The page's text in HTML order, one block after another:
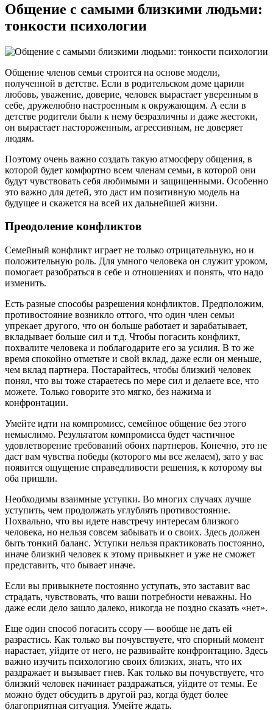
Общение с самыми близкими людьми:
тонкости психологии
Общение членов семьи строится на основе модели,
полученной в детстве. Если в родительском доме царили
любовь, уважение, доверие, человек вырастает уверенным в
себе, дружелюбно настроенным к окружающим. А если в
детстве родители были к нему безразличны и даже жестоки,
он вырастает настороженным, агрессивным, не доверяет
людям.
Поэтому очень важно создать такую атмосферу общения, в
которой будет комфортно всем членам семьи, в которой они
будут чувствовать себя любимыми и защищенными. Особенно
это важно для детей, это даст им позитивную модель на
будущее и скажется на всей их дальнейшей жизни.
Преодоление конфликтов
Семейный конфликт играет не только отрицательную, но и
положительную роль. Для умного человека он служит уроком,
помогает разобраться в себе и отношениях и понять, что надо
изменить.
Есть разные способы разрешения конфликтов. Предположим,
противостояние возникло оттого, что один член семьи
упрекает другого, что он больше работает и зарабатывает,
вкладывает больше сил и т.д. Чтобы погасить конфликт,
похвалите человека и поблагодарите его за усилия. В то же
время спокойно отметьте и свой вклад, даже если он меньше,
чем вклад партнера. Постарайтесь, чтобы близкий человек
понял, что вы тоже стараетесь по мере сил и делаете все, что
можете. Только говорите это мягко, без нажима и
конфронтации.
Умейте идти на компромисс, семейное общение без этого
немыслимо. Результатом компромисса будет частичное
удовлетворение требований обоих партнеров. Конечно, это не
даст вам чувства победы (которого мы все желаем), зато у вас
появится ощущение справедливости решения, к которому вы
оба пришли.
Необходимы взаимные уступки. Во многих случаях лучше
уступить, чем продолжать углублять противостояние.
Похвально, что вы идете навстречу интересам близкого
человека, но нельзя совсем забывать и о своих. Здесь должен
быть тонкий баланс. Уступки нельзя практиковать постоянно,
иначе близкий человек к этому привыкнет и уже не сможет
представить, что бывает иначе.
Если вы привыкнете постоянно уступать, это заставит вас
страдать, чувствовать, что ваши потребности неважны. Но
даже если дело зашло далеко, никогда не поздно сказать «нет».
Еще один способ погасить ссору — вообще не дать ей
разрастись. Как только вы почувствуете, что спорный момент
нарастает, уйдите от него, не развивайте конфронтацию. Здесь
важно изучить психологию своих близких, знать, что их
раздражает и вызывает гнев. Как только вы почувствуете, что
близкий человек начинает раздражаться, уйдите от темы. Ее
можно будет обсудить в другой раз, когда будет более
благоприятная ситуация. Умейте ждать.